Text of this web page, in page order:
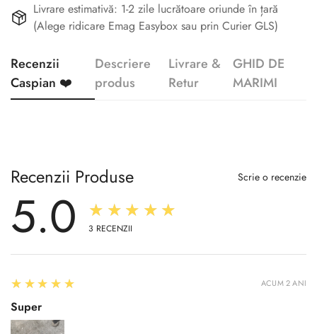
Livrare estimativă: 1-2 zile lucrătoare oriunde în țară
(Alege ridicare Emag Easybox sau prin Curier GLS)
Recenzii
Caspian ❤️
Descriere
produs
Livrare &
Retur
GHID DE
MARIMI
Recenzii Produse Scrie o recenzie
5.0 ★★★★★
3 RECENZII
5
★★★★★
Super
ACUM 2 ANI